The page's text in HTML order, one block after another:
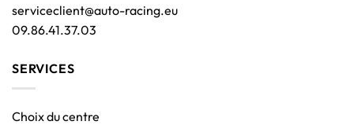
serviceclient@auto-racing.eu
09.86.41.37.03
SERVICES
Choix du centre